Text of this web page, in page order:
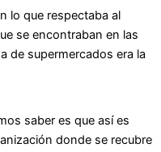
lo que respectaba al
se encontraban en las
de supermercados era la
saber es que así es
donde se recubre